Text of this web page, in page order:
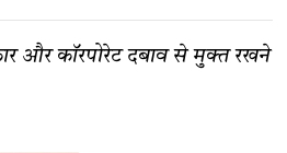
और कॉरपोरेट दबाव से मुक्त रखने